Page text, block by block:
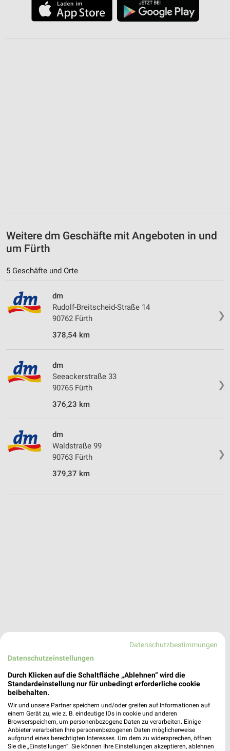
Weitere dm Geschäfte mit Angeboten in und
um Fürth
5 Geschäfte und Orte
❯
dm
Rudolf-Breitscheid-Straße 14
90762 Fürth
378,54 km
❯
dm
Seeackerstraße 33
90765 Fürth
376,23 km
❯
dm
Waldstraße 99
90763 Fürth
379,37 km
dm
90768 Fürth
380,12 km
Datenschutzbestimmungen
Datenschutzeinstellungen
Durch Klicken auf die Schaltfläche „Ablehnen“ wird die
Standardeinstellung nur für unbedingt erforderliche cookie
beibehalten.
Wir und unsere Partner speichern und/oder greifen auf Informationen auf
einem Gerät zu, wie z. B. eindeutige IDs in cookie und anderen
Browserspeichern, um personenbezogene Daten zu verarbeiten. Einige
Anbieter verarbeiten Ihre personenbezogenen Daten möglicherweise
aufgrund eines berechtigten Interesses. Um dem zu widersprechen, öffnen
Sie die „Einstellungen“. Sie können Ihre Einstellungen akzeptieren, ablehnen